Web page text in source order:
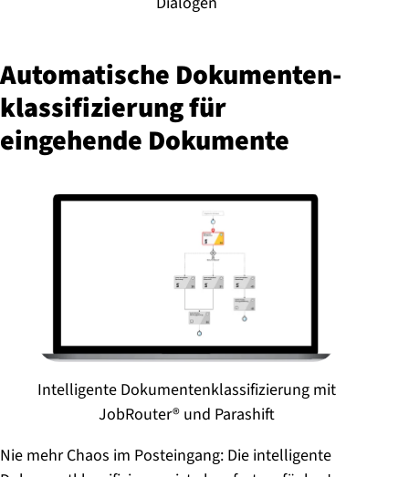
Au­to­ma­ti­sche Do­ku­men­ten­
klas­si­fi­zie­rung für
eingehende Dokumente
Intelligente Dokumentenklassifizierung mit
JobRouter® und Parashift
Nie mehr Chaos im Posteingang: Die intelligente